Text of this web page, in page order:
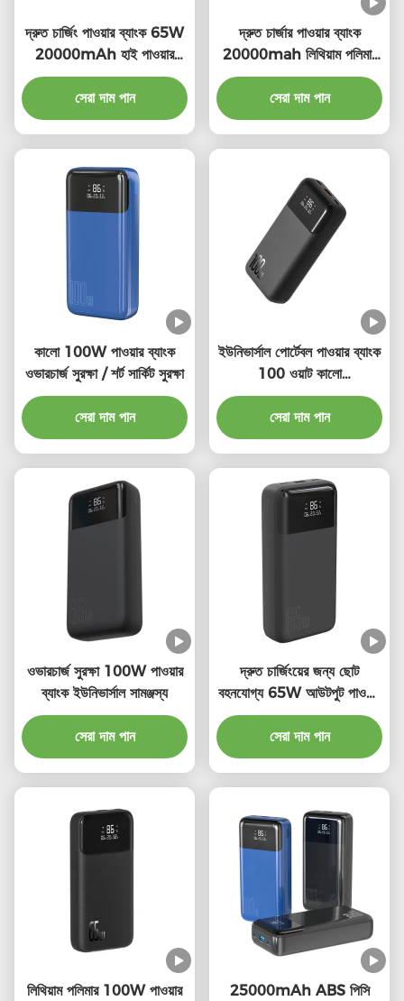
দ্রুত চার্জিং পাওয়ার ব্যাংক 65W
20000mAh হাই পাওয়ার
পাওয়ার ব্যাংক
সেরা দাম পান
দ্রুত চার্জার পাওয়ার ব্যাংক
20000mah লিথিয়াম পলিমার
100 ওয়াট পোর্টেবল চার্জার অগ্নি
সুরক্ষা
সেরা দাম পান
কালো 100W পাওয়ার ব্যাংক
ওভারচার্জ সুরক্ষা / শর্ট সার্কিট সুরক্ষা
সেরা দাম পান
ইউনিভার্সাল পোর্টেবল পাওয়ার ব্যাংক
100 ওয়াট কালো
200000mAh
150*73*34.5mm
সেরা দাম পান
ওভারচার্জ সুরক্ষা 100W পাওয়ার
ব্যাংক ইউনিভার্সাল সামঞ্জস্য
সেরা দাম পান
দ্রুত চার্জিংয়ের জন্য ছোট
বহনযোগ্য 65W আউটপুট পাওয়ার
ব্যাংক ওয়্যারলেস
সেরা দাম পান
লিথিয়াম পলিমার 100W পাওয়ার
25000mAh ABS পিসি